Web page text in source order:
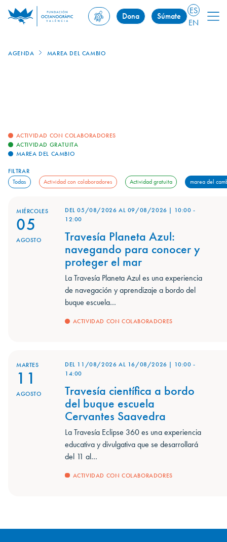
Dona Súmate
ES
EN
AGENDA MAREA DEL CAMBIO
ACTIVIDAD CON COLABORADORES
ACTIVIDAD GRATUITA
MAREA DEL CAMBIO
FILTRAR
Todas
Actividad con colaboradores Actividad gratuita marea del
MIÉRCOLES
05
AGOSTO
DEL 05/08/2026 AL 09/08/2026 | 10:00 -
12:00
Travesía Planeta Azul:
navegando para conocer y
proteger el mar
La Travesía Planeta Azul es una experiencia
de navegación y aprendizaje a bordo del
buque escuela…
ACTIVIDAD CON COLABORADORES
MARTES
11
AGOSTO
DEL 11/08/2026 AL 16/08/2026 | 10:00 -
14:00
Travesía científica a bordo
del buque escuela
Cervantes Saavedra
La Travesía Eclipse 360 es una experiencia
educativa y divulgativa que se desarrollará
del 11 al…
ACTIVIDAD CON COLABORADORES